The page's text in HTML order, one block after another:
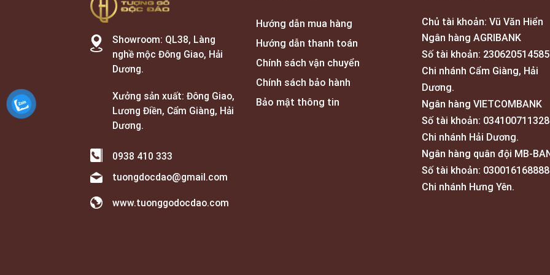
Showroom: QL38, Làng
nghề mộc Đông Giao, Hải
Dương.
Xưởng sản xuất: Đông Giao,
Lương Điền, Cẩm Giàng, Hải
Dương.
0938 410 333
tuongdocdao@gmail.com
www.tuonggodocdao.com
Hướng dẫn mua hàng
Hướng dẫn thanh toán
Chính sách vận chuyển
Chính sách bảo hành
Bảo mật thông tin
Chủ tài khoản: Vũ Văn Hiển
Ngân hàng AGRIBANK
Số tài khoản:
Chi nhánh Cẩm Giàng, Hải
Dương.
Ngân hàng VIETCOMBANK
Số tài khoản:
Chi nhánh Hải Dương.
Ngân hàng quân đội MB-
Số tài khoản:
Chi nhánh Hưng Yên.